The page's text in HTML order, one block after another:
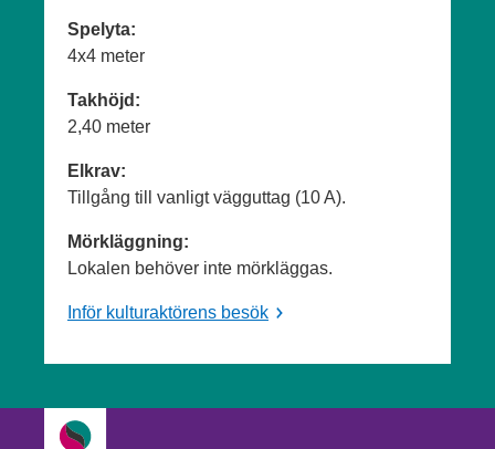
Spelyta:
4x4 meter
Takhöjd:
2,40 meter
Elkrav:
Tillgång till vanligt vägguttag (10 A).
Mörkläggning:
Lokalen behöver inte mörkläggas.
Inför kulturaktörens besök